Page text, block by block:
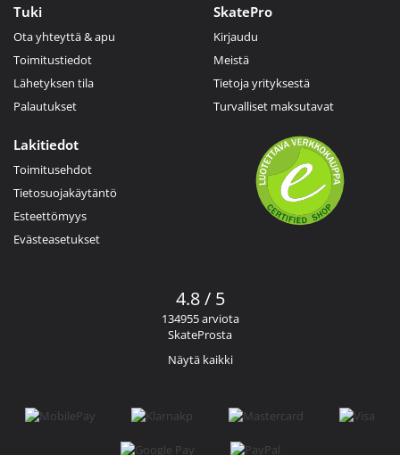
Tuki
Ota yhteyttä & apu
Toimitustiedot
Lähetyksen tila
Palautukset
SkatePro
Kirjaudu
Meistä
Tietoja yrityksestä
Turvalliset maksutavat
Lakitiedot
Toimitusehdot
Tietosuojakäytäntö
Esteettömyys
Evästeasetukset
4.8 / 5
134955 arviota
SkateProsta
Näytä kaikki